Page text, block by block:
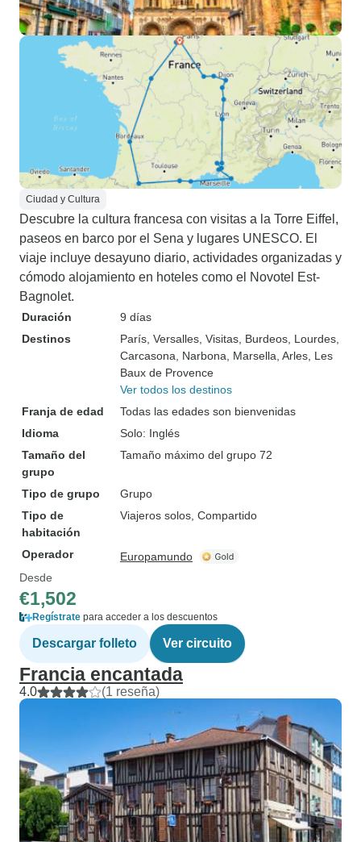
Ciudad y Cultura
Descubre la cultura francesa con visitas a la Torre Eiffel,
paseos en barco por el Sena y lugares UNESCO. El
viaje incluye desayuno diario, actividades organizadas y
cómodo alojamiento en hoteles como el Novotel Est-
Bagnolet.
Duración
9 días
Destinos
París , Versalles , Visitas , Burdeos , Lourdes
Carcasona , Narbona , Marsella , Arles , Les
Baux de Provence
Ver todos los destinos
Franja de edad
Todas las edades son bienvenidas
Idioma
Solo: Inglés
Tamaño del
grupo
Tamaño máximo del grupo 72
Tipo de grupo
Grupo
Tipo de
habitación
Viajeros solos, Compartido
Operador
Europamundo
Desde
€1,502
Regístrate para acceder a los descuentos
Descargar folleto Ver circuito
Francia encantada
4.0 (1 reseña)